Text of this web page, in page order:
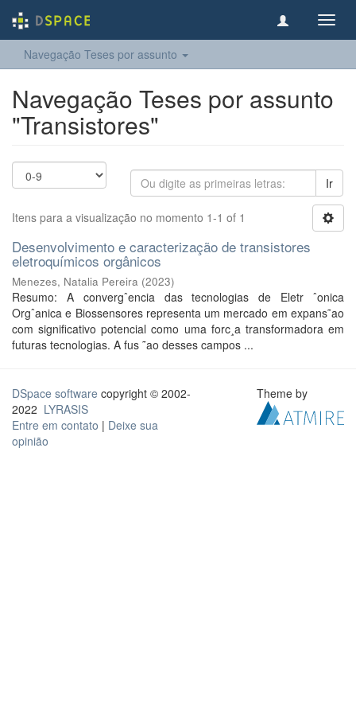
Navegação Teses por assunto
Navegação Teses por assunto
"Transistores"
Ir
Itens para a visualização no momento 1-1 of 1
Desenvolvimento e caracterização de transistores
eletroquímicos orgânicos
Menezes, Natalia Pereira (2023)
Resumo: A convergˆencia das tecnologias de Eletr ˆonica
Orgˆanica e Biossensores representa um mercado em expans˜ao
com significativo potencial como uma forc¸a transformadora em
futuras tecnologias. A fus ˜ao desses campos ...
DSpace software copyright © 2002-
2022 LYRASIS
Entre em contato | Deixe sua
opinião
Theme by